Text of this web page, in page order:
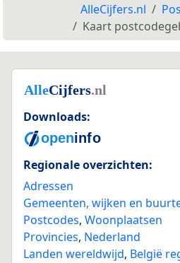
AlleCijfers.nl
Kaart
Downloads:
Regionale overzichten:
Adressen
Gemeenten, wijken en
Postcodes, Woonplaatsen
Provincies, Nederland
Landen wereldwijd, België